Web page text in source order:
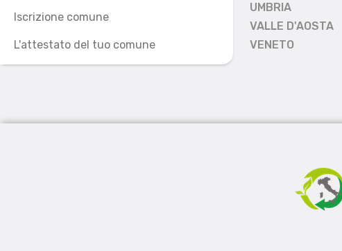
Iscrizione comune
L'attestato del tuo comune
UMBRIA
VALLE D'AOSTA
VENETO